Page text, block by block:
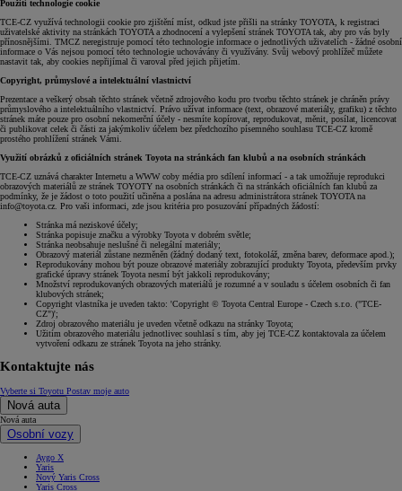
Použití technologie cookie
TCE-CZ využívá technologii cookie pro zjištění míst, odkud jste přišli na stránky TOYOTA, k registraci
uživatelské aktivity na stránkách TOYOTA a zhodnocení a vylepšení stránek TOYOTA tak, aby pro vás byly
přínosnějšími. TMCZ neregistruje pomocí této technologie informace o jednotlivých uživatelích - žádné osobní
informace o Vás nejsou pomocí této technologie uchovávány či využívány. Svůj webový prohlížeč můžete
nastavit tak, aby cookies nepřijímal či varoval před jejich přijetím.
Copyright, průmyslové a intelektuální vlastnictví
Prezentace a veškerý obsah těchto stránek včetně zdrojového kodu pro tvorbu těchto stránek je chráněn právy
průmyslového a intelektuálního vlastnictví. Právo užívat informace (text, obrazové materiály, grafiku) z těchto
stránek máte pouze pro osobní nekomerční účely - nesmíte kopírovat, reprodukovat, měnit, posílat, licencovat
či publikovat celek či části za jakýmkoliv účelem bez předchozího písemného souhlasu TCE-CZ kromě
prostého prohlížení stránek Vámi.
Využití obrázků z oficiálních stránek Toyota na stránkách fan klubů a na osobních stránkách
TCE-CZ uznává charakter Internetu a WWW coby média pro sdílení informací - a tak umožňuje reprodukci
obrazových materiálů ze stránek TOYOTY na osobních stránkách či na stránkách oficiálních fan klubů za
podmínky, že je žádost o toto použití učiněna a poslána na adresu administrátora stránek TOYOTA na
info@toyota.cz. Pro vaši informaci, zde jsou kritéria pro posuzování případných žádostí:
Stránka má neziskové účely;
Stránka popisuje značku a výrobky Toyota v dobrém světle;
Stránka neobsahuje neslušné či nelegální materiály;
Obrazový materiál zůstane nezměněn (žádný dodaný text, fotokoláž, změna barev, deformace apod.);
Reprodukovány mohou být pouze obrazové materiály zobrazující produkty Toyota, především prvky
grafické úpravy stránek Toyota nesmí být jakkoli reprodukovány;
Množství reprodukovaných obrazových materiálů je rozumné a v souladu s účelem osobních či fan
klubových stránek;
Copyright vlastníka je uveden takto: 'Copyright © Toyota Central Europe - Czech s.r.o. ("TCE-
CZ")';
Zdroj obrazového materiálu je uveden včetně odkazu na stránky Toyota;
Užitím obrazového materiálu jednotlivec souhlasí s tím, aby jej TCE-CZ kontaktovala za účelem
vytvoření odkazu ze stránek Toyota na jeho stránky.
Kontaktujte nás
Vyberte si Toyotu Postav moje auto
Nová auta
Nová auta
Osobní vozy
Aygo X
Yaris
Nový Yaris Cross
Yaris Cross